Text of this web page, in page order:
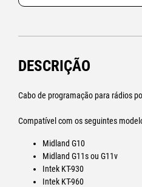
DESCRIÇÃO
Cabo de programação para rádios
Compatível com os seguintes
Midland G10
Midland G11s ou G11v
Intek KT-930
Intek KT-960